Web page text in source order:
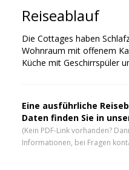
Reiseablauf
Die Cottages haben
Wohnraum mit offenem
Küche mit Geschirrspüler
Eine ausführliche
Daten finden Sie in
(Kein PDF-Link vorhanden?
Informationen, bei Fragen